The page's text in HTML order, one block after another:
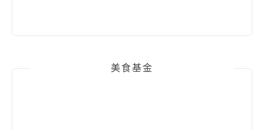
美食基金